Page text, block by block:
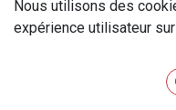
numéro de
adresse email
Ces données sont
Nous utilisons des
expérience utilisateur